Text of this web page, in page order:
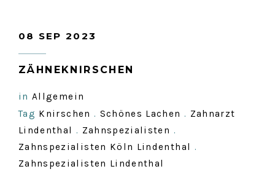
08 SEP 2023
ZÄHNEKNIRSCHEN
in Allgemein
Tag Knirschen . Schönes Lachen . Zahnarzt
Lindenthal . Zahnspezialisten .
Zahnspezialisten Köln Lindenthal .
Zahnspezialisten Lindenthal